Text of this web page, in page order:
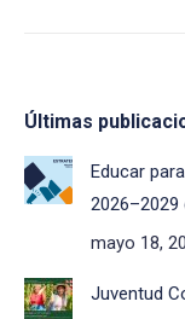
Últimas
Educar
2026–2029
mayo 18,
Juventud